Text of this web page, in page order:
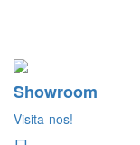
Showroom
Visita-nos!